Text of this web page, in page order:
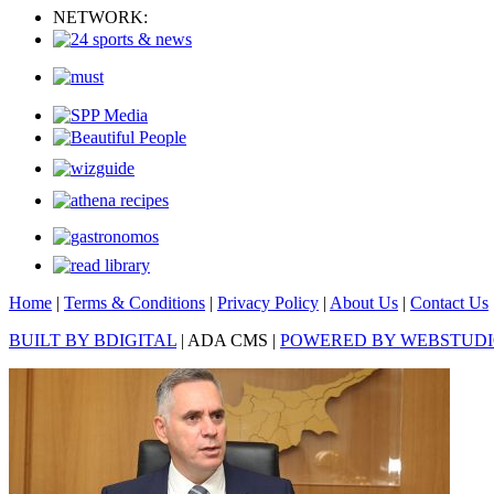
NETWORK:
Home | Terms & Conditions | Privacy Policy | About Us | Contact Us
BUILT BY BDIGITAL | ADA CMS | POWERED BY